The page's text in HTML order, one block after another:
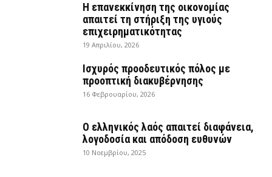
Η επανεκκίνηση της οικονομίας
απαιτεί τη στήριξη της υγιούς
επιχειρηματικότητας
19 Απριλίου, 2026
Ισχυρός προοδευτικός πόλος με
προοπτική διακυβέρνησης
16 Φεβρουαρίου, 2026
Ο ελληνικός λαός απαιτεί διαφάνεια,
λογοδοσία και απόδοση ευθυνών
10 Νοεμβρίου, 2025